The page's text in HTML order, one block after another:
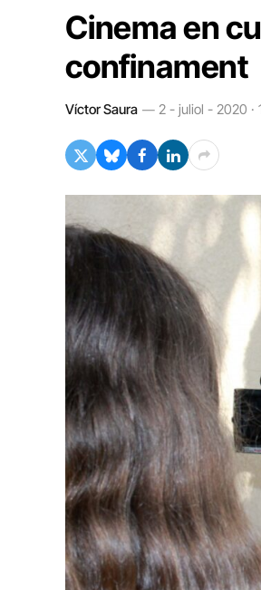
Cinema en
confinament
Víctor Saura 2 - juliol - 2020 ·